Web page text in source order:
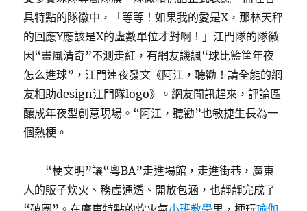
具特點的隊徽中，「等等！如果我的愛是X，那林天秤
的回應Y應該是X的虛數單位才對啊！」江門隊的隊徽
因“畫風清奇”不測走紅，有網友譏諷“球比籃筐年夜
怎么進球”，江門連夜發文《阿江，聽勸！請全能的網
友相助design江門隊logo》。網友聞訊趕來，評論區
釀成年夜型創意現場。“阿江，聽勸”也敏捷生長為一
個熱梗。
“梗文明”讓“粵BA”走進場館，走進街巷，廣東
人的販子炊火、務虛通透、開放包涵，也靜靜完成了